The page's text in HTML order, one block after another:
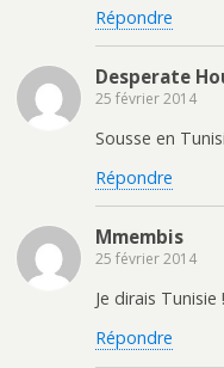
Répondre
Desperate
25 février 2014
Sousse en
Répondre
Mmembis
25 février 2014
Je dirais Tunisie !
Répondre